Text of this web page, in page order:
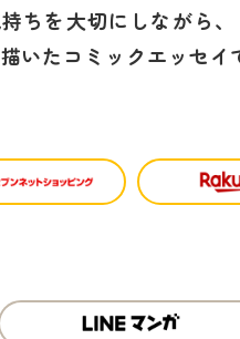
ちを大切にしながら
いたコミックエッセイ